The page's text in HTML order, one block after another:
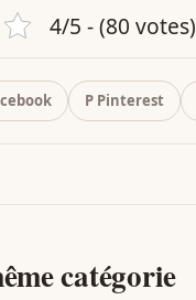
4/5 - (80 votes)
P Pinterest
catégorie